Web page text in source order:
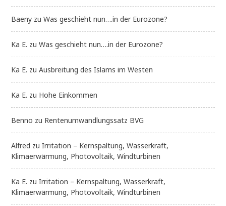
Baeny zuWas geschieht nun….in der Eurozone?
Ka E. zuWas geschieht nun….in der Eurozone?
Ka E. zuAusbreitung des Islams im Westen
Ka E. zu Hohe Einkommen
Benno zu Rentenumwandlungssatz BVG
Alfred zuIrritation – Kernspaltung, Wasserkraft,
Klimaerwärmung, Photovoltaik, Windturbinen
Ka E. zuIrritation – Kernspaltung, Wasserkraft,
Klimaerwärmung, Photovoltaik, Windturbinen